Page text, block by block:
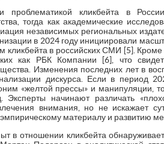
проблематикой кликбейта в
тогда как академические
независимых региональных
в 2024 году инициировали
кликбейта в российских СМИ [5].
как РБК Компании [6], что
Изменения последних лет в
дискурса. Если в период
«желтой прессы» и
Эксперты начинают различать
внимания, но не искажает
материалу и развитию
в отношении кликбейта